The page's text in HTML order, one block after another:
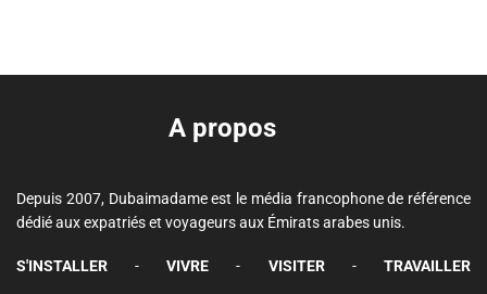
A propos
Depuis 2007, Dubaimadame est le média francophone de référence
dédié aux expatriés et voyageurs aux Émirats arabes unis.
S'INSTALLER - VIVRE - VISITER - TRAVAILLER